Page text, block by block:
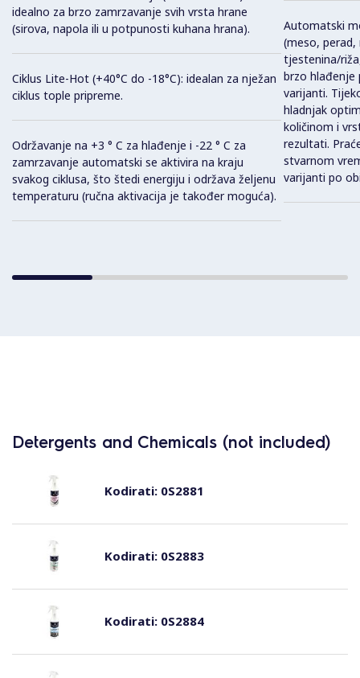
idealno za brzo zamrzavanje svih vrsta hrane
(sirova, napola ili u potpunosti kuhana hrana).
Ciklus Lite-Hot (+40°C do -18°C): idealan za nježan
ciklus tople pripreme.
Održavanje na +3 ° C za hlađenje i -22 ° C za
zamrzavanje automatski se aktivira na kraju
svakog ciklusa, što štedi energiju i održava željenu
temperaturu (ručna aktivacija je također moguća).
Automatski
(meso, perad,
tjestenina/
brzo hlađenje
varijanti.
hladnjak
količinom i
rezultati.
stvarnom
varijanti po
Detergents and Chemicals (not included)
Kodirati:0S2881
Kodirati:0S2883
Kodirati:0S2884